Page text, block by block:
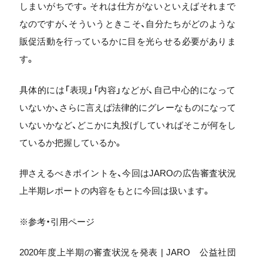
しまいがちです。それは仕方がないといえばそれまで
なのですが、 そういうときこそ、 自分たちがどのような
販促活動を行っているかに目を光らせる必要がありま
す。
具体的には「表現」「内容」などが、 自己中心的になって
いないか、 さらに言えば法律的にグレーなものになって
いないかなど、 どこかに丸投げしていればそこが何をし
ているか把握しているか。
押さえるべきポイントを、今回はJAROの広告審査状況
上半期レポートの内容をもとに今回は扱います。
※参考・引用ページ
2020年度上半期の審査状況を発表 | JARO 公益社団